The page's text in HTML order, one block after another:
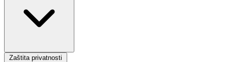
Zaštita privatnosti